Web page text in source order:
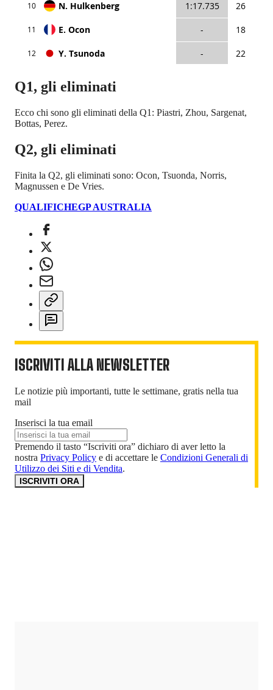
Q1, gli eliminati
Ecco chi sono gli eliminati della Q1: Piastri, Zhou, Sargenat,
Bottas, Perez.
Q2, gli eliminati
Finita la Q2, gli eliminati sono: Ocon, Tsuonda, Norris,
Magnussen e De Vries.
QUALIFICHEGP AUSTRALIA
ISCRIVITI ALLA NEWSLETTER
Le notizie più importanti, tutte le settimane, gratis nella tua
mail
Inserisci la tua email
Premendo il tasto “Iscriviti ora” dichiaro di aver letto la
nostra Privacy Policy e di accettare le Condizioni Generali di
Utilizzo dei Siti e di Vendita.
ISCRIVITI ORA